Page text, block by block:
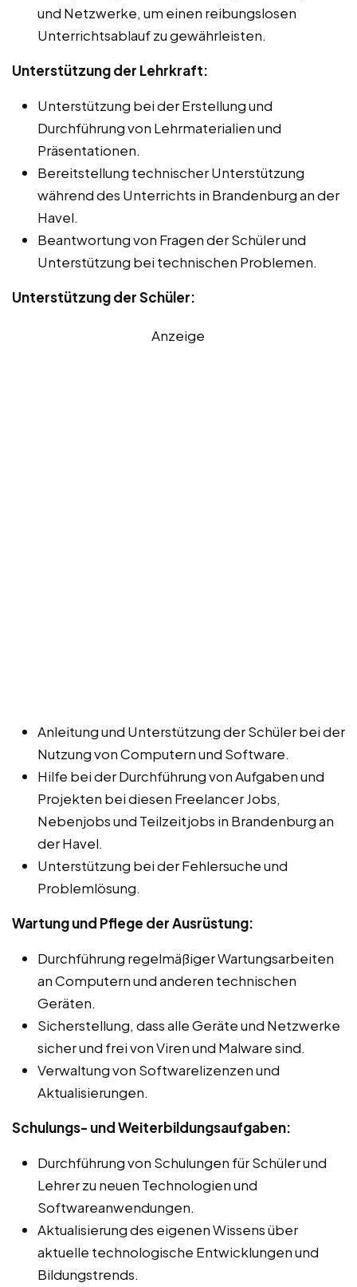
und Netzwerke, um einen reibungslosen
Unterrichtsablauf zu gewährleisten.
Unterstützung der Lehrkraft:
Unterstützung bei der Erstellung und
Durchführung von Lehrmaterialien und
Präsentationen.
Bereitstellung technischer Unterstützung
während des Unterrichts in Brandenburg an der
Havel.
Beantwortung von Fragen der Schüler und
Unterstützung bei technischen Problemen.
Unterstützung der Schüler:
Anzeige
Anleitung und Unterstützung der Schüler bei der
Nutzung von Computern und Software.
Hilfe bei der Durchführung von Aufgaben und
Projekten bei diesen Freelancer Jobs,
Nebenjobs und Teilzeitjobs in Brandenburg an
der Havel.
Unterstützung bei der Fehlersuche und
Problemlösung.
Wartung und Pflege der Ausrüstung:
Durchführung regelmäßiger Wartungsarbeiten
an Computern und anderen technischen
Geräten.
Sicherstellung, dass alle Geräte und Netzwerke
sicher und frei von Viren und Malware sind.
Verwaltung von Softwarelizenzen und
Aktualisierungen.
Schulungs- und Weiterbildungsaufgaben:
Durchführung von Schulungen für Schüler und
Lehrer zu neuen Technologien und
Softwareanwendungen.
Aktualisierung des eigenen Wissens über
aktuelle technologische Entwicklungen und
Bildungstrends.